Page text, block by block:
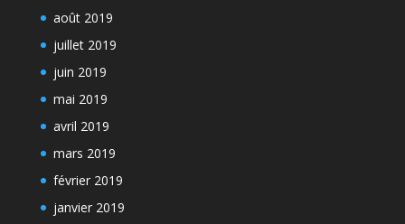
août 2019
juillet 2019
juin 2019
mai 2019
avril 2019
mars 2019
février 2019
janvier 2019